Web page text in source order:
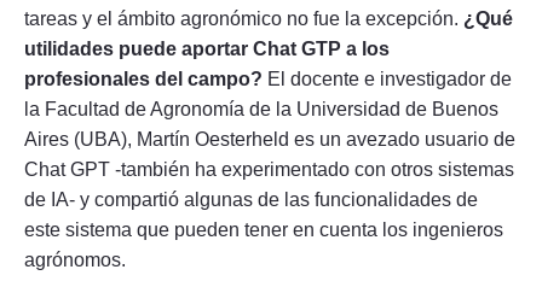
tareas y el ámbito agronómico no fue la excepción. ¿Qué
utilidades puede aportar Chat GTP a los
profesionales del campo? El docente e investigador de
la Facultad de Agronomía de la Universidad de Buenos
Aires (UBA), Martín Oesterheld es un avezado usuario de
Chat GPT -también ha experimentado con otros sistemas
de IA- y compartió algunas de las funcionalidades de
este sistema que pueden tener en cuenta los ingenieros
agrónomos.